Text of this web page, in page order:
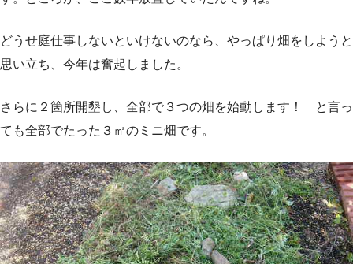
どうせ庭仕事しないといけないのなら、やっぱり畑をしようと
思い立ち、今年は奮起しました。
さらに２箇所開墾し、全部で３つの畑を始動します！ と言っ
ても全部でたった３㎡のミニ畑です。